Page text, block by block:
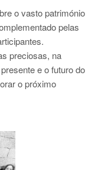
o vasto património
pelas
preciosas, na
e o futuro do
o próximo